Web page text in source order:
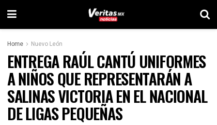
Home Nuevo León
ENTREGA RAÚL CANTÚ UNIFORMES
A NIÑOS QUE REPRESENTARÁN A
SALINAS VICTORIA EN EL NACIONAL
DE LIGAS PEQUEÑAS